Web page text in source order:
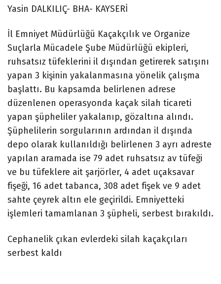
Yasin DALKILIÇ- BHA- KAYSERİ
İl Emniyet Müdürlüğü Kaçakçılık ve Organize
Suçlarla Mücadele Şube Müdürlüğü ekipleri,
ruhsatsız tüfeklerini il dışından getirerek satışını
yapan 3 kişinin yakalanmasına yönelik çalışma
başlattı. Bu kapsamda belirlenen adrese
düzenlenen operasyonda kaçak silah ticareti
yapan şüpheliler yakalanıp, gözaltına alındı.
Şüphelilerin sorgularının ardından il dışında
depo olarak kullanıldığı belirlenen 3 ayrı adreste
yapılan aramada ise 79 adet ruhsatsız av tüfeği
ve bu tüfeklere ait şarjörler, 4 adet uçaksavar
fişeği, 16 adet tabanca, 308 adet fişek ve 9 adet
sahte çeyrek altın ele geçirildi. Emniyetteki
işlemleri tamamlanan 3 şüpheli, serbest bırakıldı.
Cephanelik çıkan evlerdeki silah kaçakçıları
serbest kaldı